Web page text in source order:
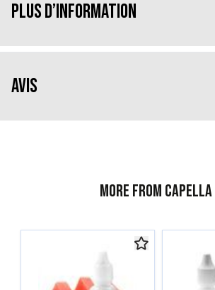
Plus d’information
Avis
More from Capella